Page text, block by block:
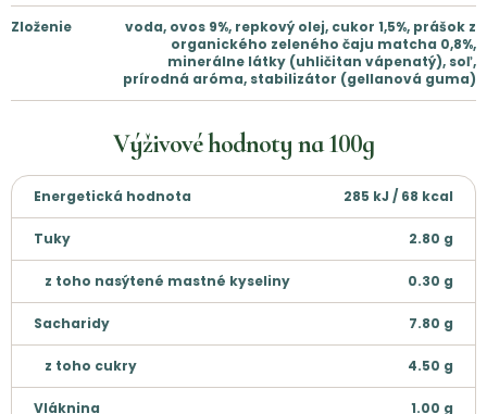
Zloženie
voda, ovos 9%, repkový olej, cukor 1,5%, prášok z
organického zeleného čaju matcha 0,8%,
minerálne látky (uhličitan vápenatý), soľ,
prírodná aróma, stabilizátor (gellanová guma)
Výživové hodnoty na100g
Energetická hodnota 285 kJ / 68 kcal
Tuky 2.80 g
z toho nasýtené mastné kyseliny 0.30 g
Sacharidy 7.80 g
z toho cukry 4.50 g
Vláknina 1.00 g